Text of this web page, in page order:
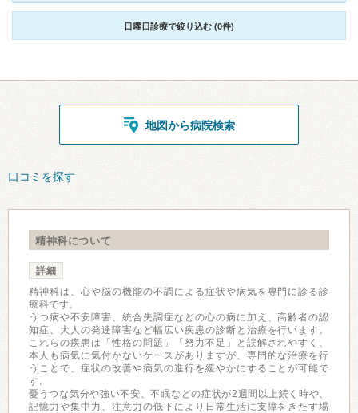
日曜日診療で絞り込む (0件)
地図から病院検索
口コミを探す
精神科について
詳細
精神科は、心や脳の機能の不調による症状や病気を専門に診る診
療科です。
うつ病や不安障害、統合失調症などの心の病に加え、高齢者の認
知症、大人の発達障害など幅広い疾患の診断と治療を行います。
これらの疾患は「性格の問題」「努力不足」と誤解されやすく、
本人も病気に気付かないケースがありますが、専門的な治療を行
うことで、症状の改善や病気の進行を緩やかにすることが可能で
す。
憂うつな気分や強い不安、不眠などの症状が2週間以上続く時や、
記憶力や集中力、注意力の低下により日常生活に支障をきたす場